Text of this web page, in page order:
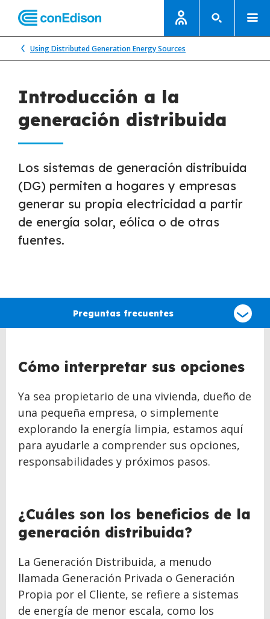
Using Distributed Generation Energy Sources
Introducción a la
generación distribuida
Los sistemas de generación distribuida
(DG) permiten a hogares y empresas
generar su propia electricidad a partir
de energía solar, eólica o de otras
fuentes.
Preguntas frecuentes
claim
Cómo interpretar sus opciones
Ya sea propietario de una vivienda, dueño de
una pequeña empresa, o simplemente
explorando la energía limpia, estamos aquí
para ayudarle a comprender sus opciones,
responsabilidades y próximos pasos.
¿Cuáles son los beneficios de la
generación distribuida?
La Generación Distribuida, a menudo
llamada Generación Privada o Generación
Propia por el Cliente, se refiere a sistemas
de energía de menor escala, como los